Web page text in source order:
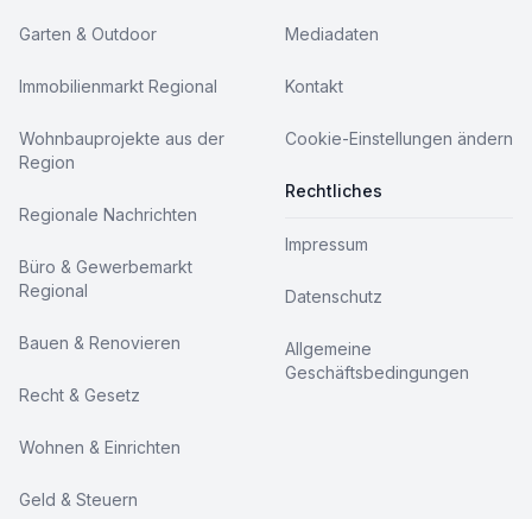
Garten & Outdoor
Immobilienmarkt Regional
Wohnbauprojekte aus der
Region
Regionale Nachrichten
Büro & Gewerbemarkt
Regional
Bauen & Renovieren
Recht & Gesetz
Wohnen & Einrichten
Geld & Steuern
Mediadaten
Kontakt
Cookie-Einstellungen ändern
Rechtliches
Impressum
Datenschutz
Allgemeine
Geschäftsbedingungen